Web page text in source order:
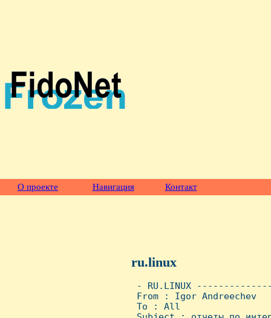
О проекте Навигация Контакт
ru.linux
- RU.LINUX
From : Igor
To : All